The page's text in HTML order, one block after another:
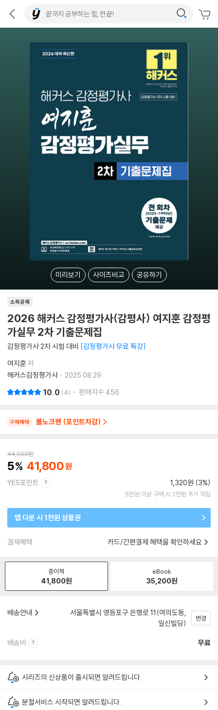
미리보기 사이즈비교 공유하기
소득공제
2026 해커스 감정평가사(감평사) 여지훈 감정평
가실무 2차 기출문제집
감정평가사 2차 시험 대비 감정평가사 무료 특강
여지훈 저
해커스감정평가사
2025.08.29.
10.0 4 판매지수 456
구매혜택 볼노크펜 (포인트차감)
44,000원
5 41,800
YES포인트 1,320원 (3%)
5만원 이상 구매 시 2천원 추가 적립
앱 다운 시 1천원 상품권
결제혜택 카드/간편결제 혜택을 확인하세요
종이책
41,800원
eBook
35,200원
배송안내
서울특별시 영등포구 은행로 11(여의도동,
일신빌딩)
변경
배송비 무료
시리즈의 신상품이 출시되면 알려드립니다.
분철서비스 시작되면 알려드립니다.